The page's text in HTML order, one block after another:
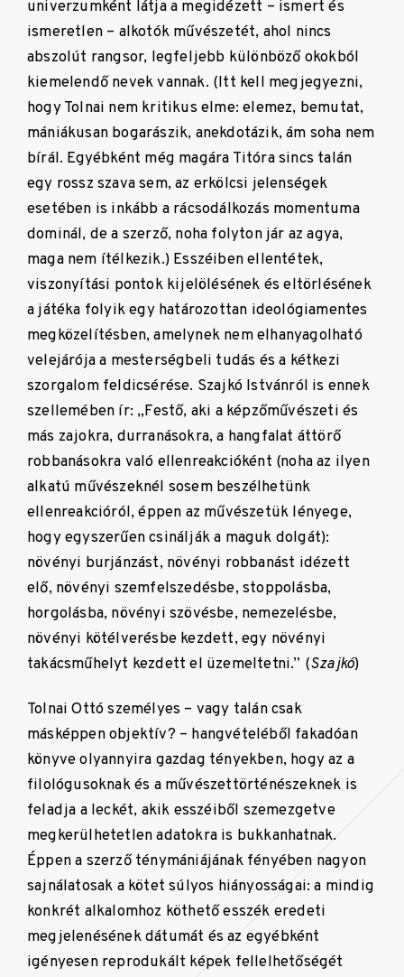
univerzumként látja a megidézett – ismert és
ismeretlen – alkotók művészetét, ahol nincs
abszolút rangsor, legfeljebb különböző okokból
kiemelendő nevek vannak. (Itt kell megjegyezni,
hogy Tolnai nem kritikus elme: elemez, bemutat,
mániákusan bogarászik, anekdotázik, ám soha nem
bírál. Egyébként még magára Titóra sincs talán
egy rossz szava sem, az erkölcsi jelenségek
esetében is inkább a rácsodálkozás momentuma
dominál, de a szerző, noha folyton jár az agya,
maga nem ítélkezik.) Esszéiben ellentétek,
viszonyítási pontok kijelölésének és eltörlésének
a játéka folyik egy határozottan ideológiamentes
megközelítésben, amelynek nem elhanyagolható
velejárója a mesterségbeli tudás és a kétkezi
szorgalom feldicsérése. Szajkó Istvánról is ennek
szellemében ír: „Festő, aki a képzőművészeti és
más zajokra, durranásokra, a hangfalat áttörő
robbanásokra való ellenreakcióként (noha az ilyen
alkatú művészeknél sosem beszélhetünk
ellenreakcióról, éppen az művészetük lényege,
hogy egyszerűen csinálják a maguk dolgát):
növényi burjánzást, növényi robbanást idézett
elő, növényi szemfelszedésbe, stoppolásba,
horgolásba, növényi szövésbe, nemezelésbe,
növényi kötélverésbe kezdett, egy növényi
takácsműhelyt kezdett el üzemeltetni.” (Szajkó)
Tolnai Ottó személyes – vagy talán csak
másképpen objektív? – hangvételéből fakadóan
könyve olyannyira gazdag tényekben, hogy az a
filológusoknak és a művészettörténészeknek is
feladja a leckét, akik esszéiből szemezgetve
megkerülhetetlen adatokra is bukkanhatnak.
Éppen a szerző ténymániájának fényében nagyon
sajnálatosak a kötet súlyos hiányosságai: a mindig
konkrét alkalomhoz köthető esszék eredeti
megjelenésének dátumát és az egyébként
igényesen reprodukált képek fellelhetőségét